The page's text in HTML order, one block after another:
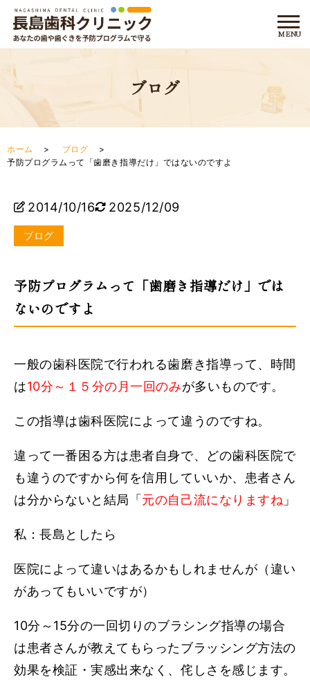
ブログ
ホーム
ブログ
予防プログラムって「歯磨き指導だけ」ではないのですよ
2014/10/16 2025/12/09
ブログ
予防プログラムって「歯磨き指導だけ」では
ないのですよ
一般の歯科医院で行われる歯磨き指導って、時間
は10分～１５分の月一回のみが多いものです。
この指導は歯科医院によって違うのですね。
違って一番困る方は患者自身で、どの歯科医院で
も違うのですから何を信用していいか、患者さん
は分からないと結局「 元の自己流になりますね 」
私：長島としたら
医院によって違いはあるかもしれませんが（違い
があってもいいですが）
10分～15分の一回切りのブラシング指導の場合
は患者さんが教えてもらったブラッシング方法の
効果を検証・実感出来なく、侘しさを感じます。